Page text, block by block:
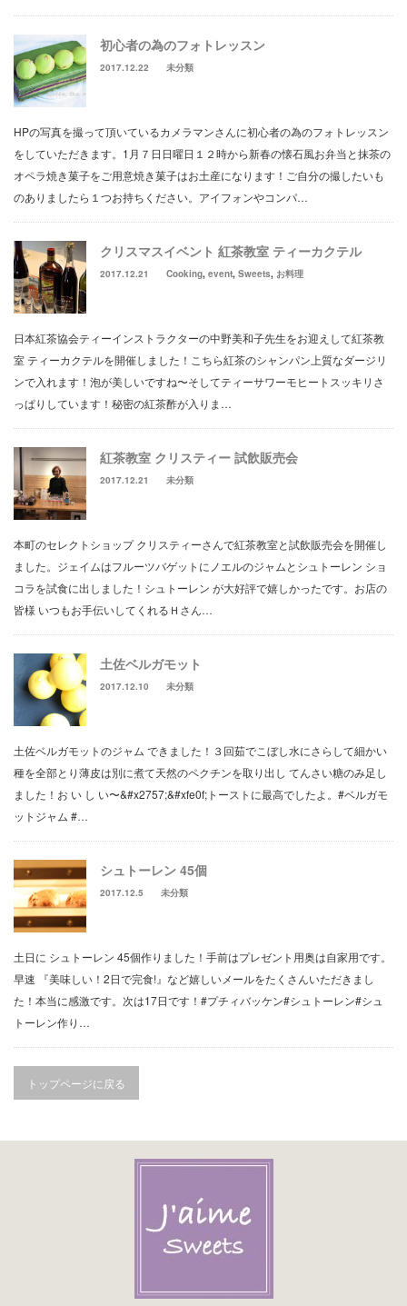
初心者の為のフォトレッスン
2017.12.22 未分類
HPの写真を撮って頂いているカメラマンさんに初心者の為のフォトレッスン
をしていただきます。1月７日日曜日１２時から新春の懐石風お弁当と抹茶の
オペラ焼き菓子をご用意焼き菓子はお土産になります！ご自分の撮したいも
のありましたら１つお持ちください。アイフォンやコンパ…
クリスマスイベント 紅茶教室 ティーカクテル
2017.12.21 Cooking, event, Sweets, お料理
日本紅茶協会ティーインストラクターの中野美和子先生をお迎えして紅茶教
室 ティーカクテルを開催しました！こちら紅茶のシャンパン上質なダージリ
ンで入れます！泡が美しいですね〜そしてティーサワーモヒートスッキリさ
っぱりしています！秘密の紅茶酢が入りま…
紅茶教室 クリスティー 試飲販売会
2017.12.21 未分類
本町のセレクトショップ クリスティーさんで紅茶教室と試飲販売会を開催し
ました。ジェイムはフルーツバゲットにノエルのジャムとシュトーレン ショ
コラを試食に出しました！シュトーレン が大好評で嬉しかったです。お店の
皆様 いつもお手伝いしてくれるＨさん…
土佐ベルガモット
2017.12.10 未分類
土佐ベルガモットのジャム できました！３回茹でこぼし水にさらして細かい
種を全部とり薄皮は別に煮て天然のペクチンを取り出し てんさい糖のみ足し
ました！お い し い〜&#x2757;&#xfe0f;トーストに最高でしたよ。#ベルガモ
ットジャム #…
シュトーレン 45個
2017.12.5 未分類
土日に シュトーレン 45個作りました！手前はプレゼント用奥は自家用です。
早速 『美味しい！2日で完食!』など嬉しいメールをたくさんいただきまし
た！本当に感激です。次は17日です！#プチィバッケン#シュトーレン#シュ
トーレン作り…
トップページに戻る